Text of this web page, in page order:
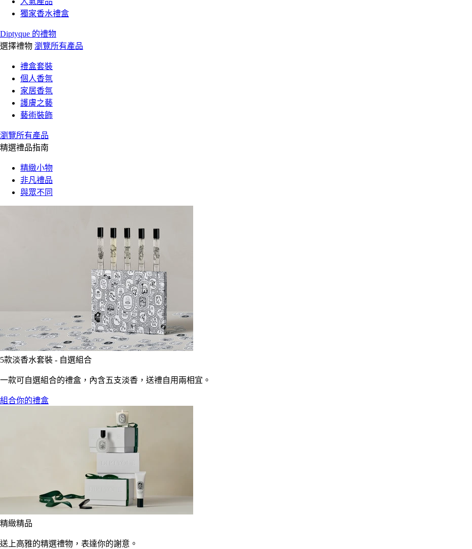
獨家香水禮盒
Diptyque 的禮物
選擇禮物 瀏覽所有產品
禮盒套裝
個人香氛
家居香氛
護膚之藝
藝術裝飾
瀏覽所有產品
精選禮品指南
精緻小物
非凡禮品
與眾不同
5款淡香水套裝 - 自選組合
一款可自選組合的禮盒，內含五支淡香，送禮自用兩相宜。
組合你的禮盒
精緻精品
送上高雅的精選禮物，表達你的謝意。